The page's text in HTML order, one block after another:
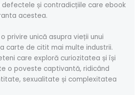
și contradicțiile care ebook
acestea.
privire unică asupra vieții unui
carte de citit mai multe industrii.
care exploră curiozitatea și își
o poveste captivantă, ridicând
sexualitate și complexitatea